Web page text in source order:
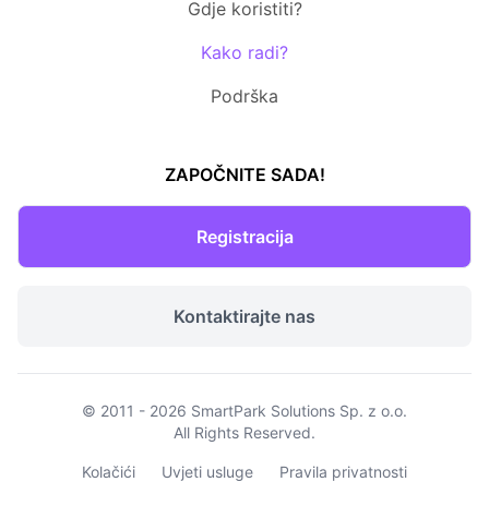
Gdje koristiti?
Kako radi?
Podrška
ZAPOČNITE SADA!
Registracija
Kontaktirajte nas
© 2011 - 2026 SmartPark Solutions Sp. z o.o.
All Rights Reserved.
Kolačići Uvjeti usluge Pravila privatnosti